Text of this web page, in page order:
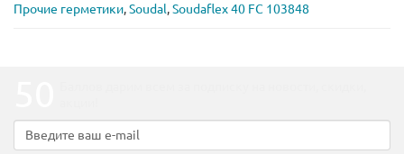
Прочие герметики,Soudal,Soudaflex 40 FC 103848